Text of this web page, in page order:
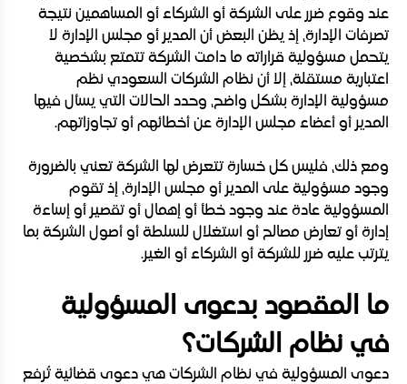
عند وقوع ضرر على الشركة أو الشركاء أو المساهمين نتيجة
تصرفات الإدارة، إذ يظن البعض أن المدير أو مجلس الإدارة لا
يتحمل مسؤولية قراراته ما دامت الشركة تتمتع بشخصية
اعتبارية مستقلة، إلا أن نظام الشركات السعودي نظم
مسؤولية الإدارة بشكل واضح، وحدد الحالات التي يسأل فيها
المدير أو أعضاء مجلس الإدارة عن أخطائهم أو تجاوزاتهم.
ومع ذلك، فليس كل خسارة تتعرض لها الشركة تعني بالضرورة
وجود مسؤولية على المدير أو مجلس الإدارة، إذ تقوم
المسؤولية عادة عند وجود خطأ أو إهمال أو تقصير أو إساءة
إدارة أو تعارض مصالح أو استغلال للسلطة أو أصول الشركة بما
يترتب عليه ضرر للشركة أو الشركاء أو الغير.
ما المقصود بدعوى المسؤولية
في نظام الشركات؟
دعوى المسؤولية في نظام الشركات هي دعوى قضائية تُرفع